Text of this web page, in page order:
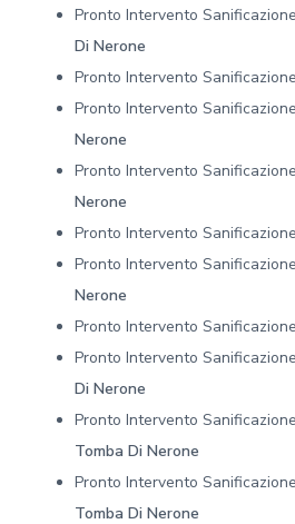
Pronto Intervento
Di Nerone
Pronto Intervento
Pronto Intervento
Nerone
Pronto Intervento
Nerone
Pronto Intervento
Pronto Intervento
Nerone
Pronto Intervento
Pronto Intervento
Di Nerone
Pronto Intervento
Tomba Di Nerone
Pronto Intervento
Tomba Di Nerone